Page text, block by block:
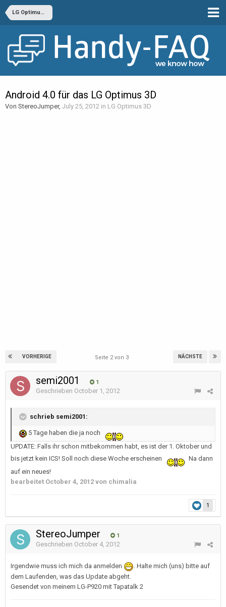
LG Optimus 3D
Android 4.0 für das LG Optimus 3D
Von StereoJumper, July 25, 2012 in LG Optimus 3D
VORHERIGE NÄCHSTE
Seite 2 von 3
semi2001 1
Geschrieben October 1, 2012
schrieb semi2001:
5 Tage haben die ja noch
UPDATE: Falls ihr schon mitbekommen habt, es ist der 1. Oktober und
bis jetzt kein ICS! Soll noch diese Woche erscheinen
Na dann
auf ein neues!
bearbeitet October 4, 2012 von chimalia
1
StereoJumper 1
Geschrieben October 4, 2012
Irgendwie muss ich mich da anmelden
. Halte mich (uns) bitte auf
dem Laufenden, was das Update abgeht.
Gesendet von meinem LG-P920 mit Tapatalk 2